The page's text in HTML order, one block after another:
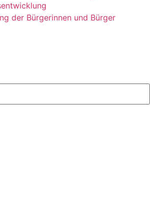
der Bürgerinnen und Bürger